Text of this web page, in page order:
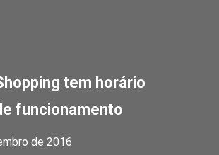
tem horário
funcionamento
de 2016